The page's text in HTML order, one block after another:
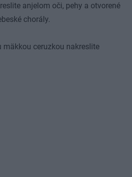
anjelom oči, pehy a otvorené
chorály.
mäkkou ceruzkou nakreslite